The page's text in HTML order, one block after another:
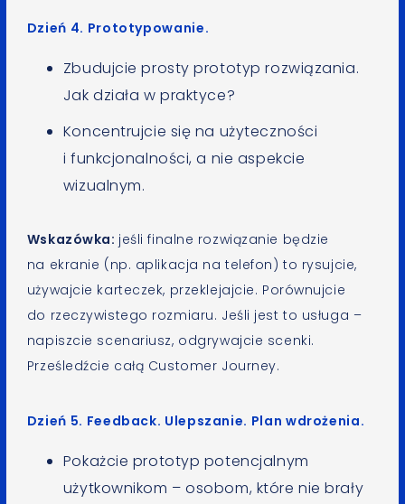
Dzień 4. Prototypowanie.
Zbudujcie prosty prototyp rozwiązania.
Jak działa w praktyce?
Koncentrujcie się na użyteczności
i funkcjonalności, a nie aspekcie
wizualnym.
Wskazówka: jeśli finalne rozwiązanie będzie
na ekranie (np. aplikacja na telefon) to rysujcie,
używajcie karteczek, przeklejajcie. Porównujcie
do rzeczywistego rozmiaru. Jeśli jest to usługa –
napiszcie scenariusz, odgrywajcie scenki.
Prześledźcie całą Customer Journey.
Dzień 5. Feedback. Ulepszanie. Plan wdrożenia.
Pokażcie prototyp potencjalnym
użytkownikom – osobom, które nie brały